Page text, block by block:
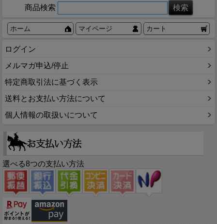
商品検索
ホーム マイページ カート
ログイン
メルマガ申込/停止
特定商取引法に基づく表示
送料とお支払い方法について
個人情報の取扱いについて
選べる8つの支払い方法